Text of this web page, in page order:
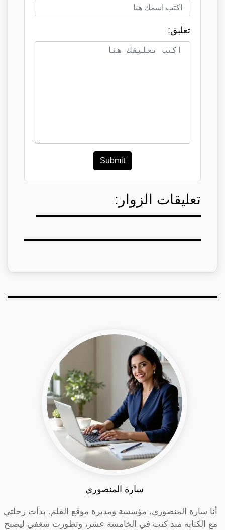
تعلبق:
Submit
تعليقات الزوار:
سارة المنصوري
أنا سارة المنصوري، مؤسسة ومديرة موقع القلم. بدأت رحلتي
مع الكتابة منذ كنت في الخامسة عشر، وتطورت شغفي ليصبح